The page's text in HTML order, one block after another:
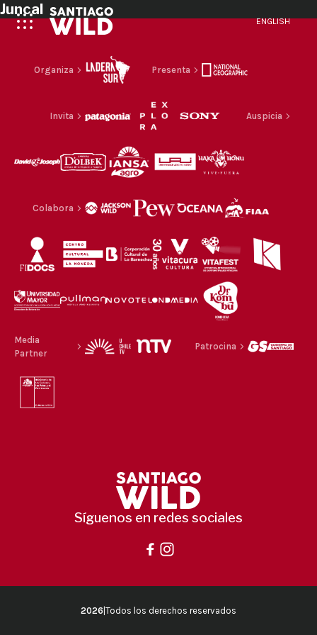
ENGLISH
Juncal
Organiza Presenta
Invita Auspicia
Colabora
Media
Partner
Patrocina
Síguenos en redes sociales
2026 Todos los derechos reservados